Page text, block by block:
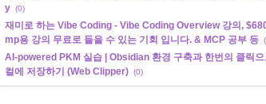
y (0)
재미로 하는 Vibe Coding - Vibe Coding Overview 강의,
mp용 강의 무료로 들을 수 있는 기회 입니다. & MCP 공부 등
AI-powered PKM 실습 | Obsidian 환경 구축과 한번의 클릭
컬에 저장하기 (Web Clipper) (0)